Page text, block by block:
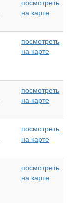
посмотреть
на карте
посмотреть
на карте
посмотреть
на карте
посмотреть
на карте
посмотреть
на карте